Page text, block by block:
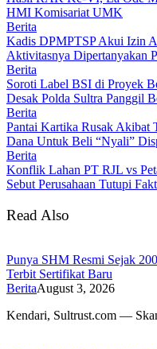
HMI Komisariat UMK
Berita
Kadis DPMPTSP Akui Izin
Aktivitasnya Dipertanyakan
Berita
Soroti Label BSI di Proyek
Desak Polda Sultra Panggil
Berita
Pantai Kartika Rusak Akibat
Dana Untuk Beli “Nyali”
Berita
Konflik Lahan PT RJL vs
Sebut Perusahaan Tutupi
Read Also
Punya SHM Resmi Sejak
Terbit Sertifikat Baru
BeritaAugust 3, 2026
Kendari, Sultrust.com —